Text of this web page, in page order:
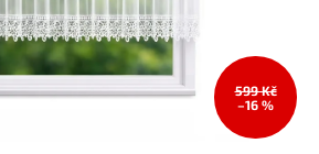
599 Kč
–16 %